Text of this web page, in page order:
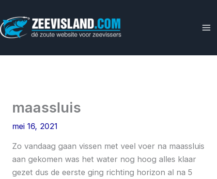
naar
de
maassluis
mei 16, 2021
Zo vandaag gaan vissen met veel voer na maassluis
aan gekomen was het water nog hoog alles klaar
gezet dus de eerste ging richting horizon al na 5